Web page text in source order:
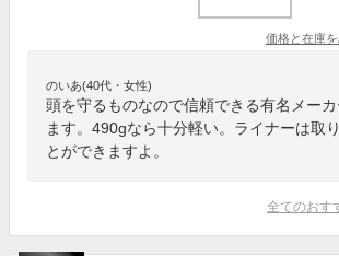
価格と在庫を
のいあ(40代・女性)
頭を守るものなので信頼できる有名メー
ます。490gなら十分軽い。ライナーは取
とができますよ。
全てのおす